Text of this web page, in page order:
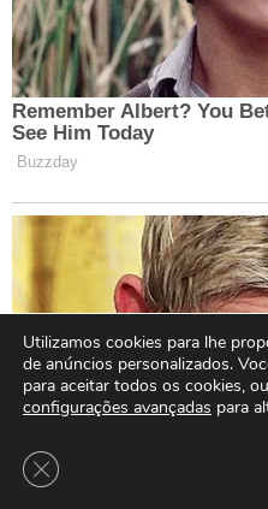
Utilizamos cookies para lhe
de anúncios personalizados.
para aceitar todos os cookies,
configurações avançadas para
Close GDPR Cookie Banner